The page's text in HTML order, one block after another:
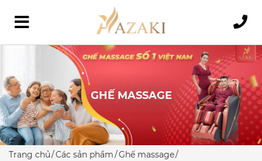
GHẾ MASSAGE
Trang chủ Các sản phẩm Ghế massage